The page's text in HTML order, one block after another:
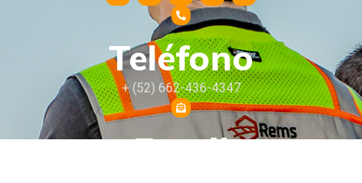
Teléfono
+ (52) 662-436-4347
Email